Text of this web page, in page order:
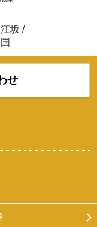
江坂 /
せ